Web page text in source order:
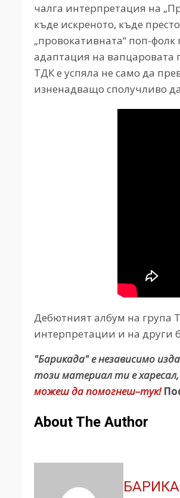
чалга интерпретация на
къде искреното, къде
„провокативната“ поп-
адаптация на вапцаровата
ТДК е успяла не само да
изненадващо сполучливо
Дебютният албум на група
интерпретации и на други
"Барикада" е независимо
този материал ти е
можеш да помогнеш–тук!
About The Author